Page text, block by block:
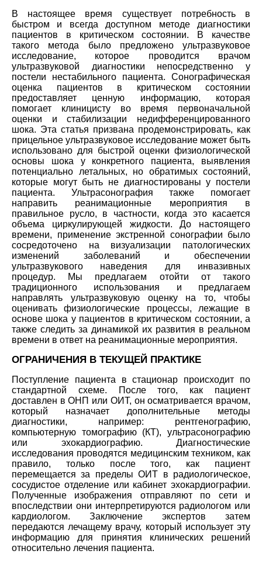
В настоящее время существует потребность в
быстром и всегда доступном методе диагностики
пациентов в критическом состоянии. В качестве
такого метода было предложено ультразвуковое
исследование, которое проводится врачом
ультразвуковой диагностики непосредственно у
постели нестабильного пациента. Сонографическая
оценка пациентов в критическом состоянии
предоставляет ценную информацию, которая
помогает клиницисту во время первоначальной
оценки и стабилизации недифференцированного
шока. Эта статья призвана продемонстрировать, как
прицельное ультразвуковое исследование может быть
использовано для быстрой оценки физиологической
основы шока у конкретного пациента, выявления
потенциально летальных, но обратимых состояний,
которые могут быть не диагностированы у постели
пациента. Ультрасонография также помогает
направить реанимационные мероприятия в
правильное русло, в частности, когда это касается
объема циркулирующей жидкости. До настоящего
времени, применение экстренной сонографии было
сосредоточено на визуализации патологических
изменений заболеваний и обеспечении
ультразвукового наведения для инвазивных
процедур. Мы предлагаем отойти от такого
традиционного использования и предлагаем
направлять ультразвуковую оценку на то, чтобы
оценивать физиологические процессы, лежащие в
основе шока у пациентов в критическом состоянии, а
также следить за динамикой их развития в реальном
времени в ответ на реанимационные мероприятия.
ОГРАНИЧЕНИЯ В ТЕКУЩЕЙ ПРАКТИКЕ
Поступление пациента в стационар происходит по
стандартной схеме. После того, как пациент
доставлен в ОНП или ОИТ, он осматривается врачом,
который назначает дополнительные методы
диагностики, например: рентгенографию,
компьютерную томографию (КТ), ультрасонографию
или эхокардиографию. Диагностические
исследования проводятся медицинским техником, как
правило, только после того, как пациент
перемещается за пределы ОИТ в радиологическое,
сосудистое отделение или кабинет эхокардиографии.
Полученные изображения отправляют по сети и
впоследствии они интерпретируются радиологом или
кардиологом. Заключение экспертов затем
передаются лечащему врачу, который использует эту
информацию для принятия клинических решений
относительно лечения пациента.